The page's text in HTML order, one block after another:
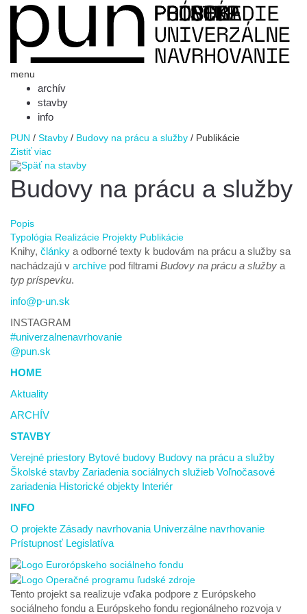
menu
archív
stavby
info
PUN / Stavby / Budovy na prácu a služby / Publikácie
Zistiť viac
Späť na stavby
Budovy na prácu a služby
Popis
Typológia Realizácie Projekty Publikácie
Knihy, články a odborné texty k budovám na prácu a služby sa
nachádzajú v archíve pod filtrami Budovy na prácu a služby a
typ príspevku.
info@p-un.sk
INSTAGRAM
#univerzalnenavrhovanie
@pun.sk
HOME
Aktuality
ARCHÍV
STAVBY
Verejné priestory Bytové budovy Budovy na prácu a služby
Školské stavby Zariadenia sociálnych služieb Voľnočasové
zariadenia Historické objekty Interiér
INFO
O projekte Zásady navrhovania Univerzálne navrhovanie
Prístupnosť Legislatíva
Tento projekt sa realizuje vďaka podpore z Európskeho
sociálneho fondu a Európskeho fondu regionálneho rozvoja v